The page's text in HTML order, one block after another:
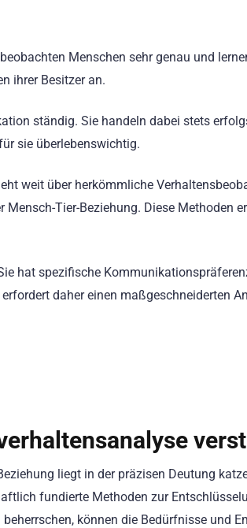
Menschen sehr genau und
ihrer Besitzer an.
ständig. Sie handeln dabei stets
sie überlebenswichtig.
weit über herkömmliche
Tier-Beziehung. Diese Methoden
hat spezifische
daher einen maßgeschneiderten
liegt in der präzisen Deutung
fundierte Methoden zur
können die Bedürfnisse und